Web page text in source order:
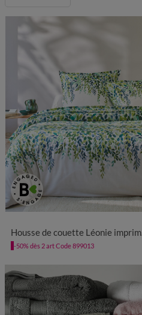
Housse de couette Léonie imprimé végétal - coton 57 fils/cm²
-50% dès 2 art Code 899013